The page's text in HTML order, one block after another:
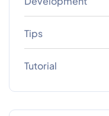
Tips
Tutorial